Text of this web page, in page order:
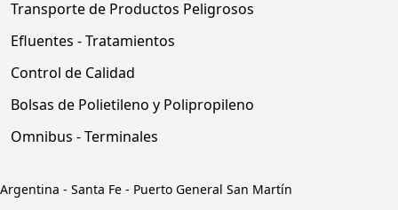
Transporte de Productos Peligrosos
Efluentes - Tratamientos
Control de Calidad
Bolsas de Polietileno y Polipropileno
Omnibus - Terminales
Argentina - Santa Fe - Puerto General San Martín